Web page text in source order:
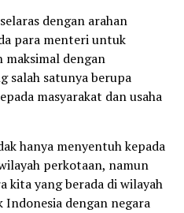
dengan arahan
para menteri untuk
maksimal dengan
salah satunya berupa
masyarakat dan usaha
hanya menyentuh kepada
perkotaan, namun
kita yang berada di wilayah
Indonesia dengan negara